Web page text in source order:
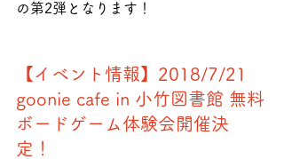
の第2弾となります！
【イベント情報】2018/7/21
goonie cafe in 小竹図書館 無料
ボードゲーム体験会開催決
定！